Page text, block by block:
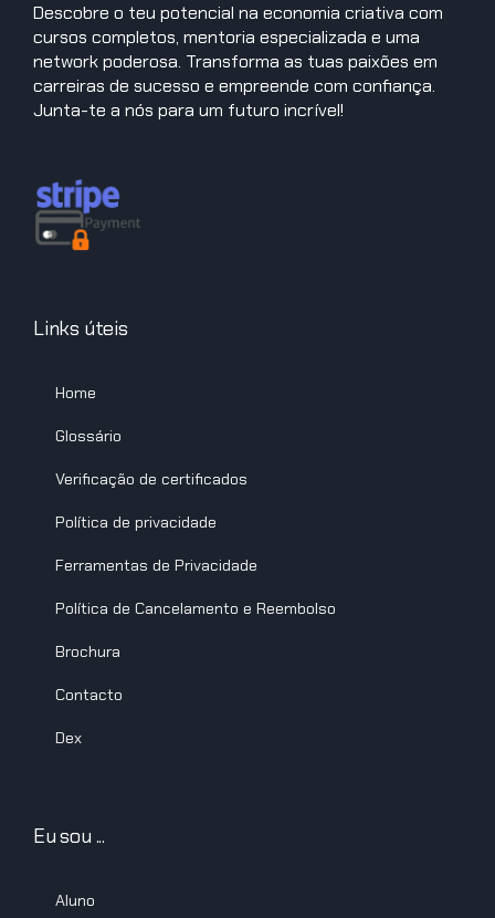
Descobre o teu potencial na economia criativa com
cursos completos, mentoria especializada e uma
network poderosa. Transforma as tuas paixões em
carreiras de sucesso e empreende com confiança.
Junta-te a nós para um futuro incrível!
Links úteis
Home
Glossário
Verificação de certificados
Política de privacidade
Ferramentas de Privacidade
Política de Cancelamento e Reembolso
Brochura
Contacto
Dex
Eu sou ...
Aluno